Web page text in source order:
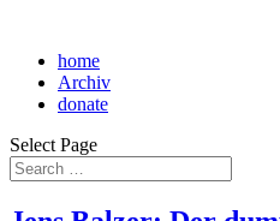
home
Archiv
donate
Select Page